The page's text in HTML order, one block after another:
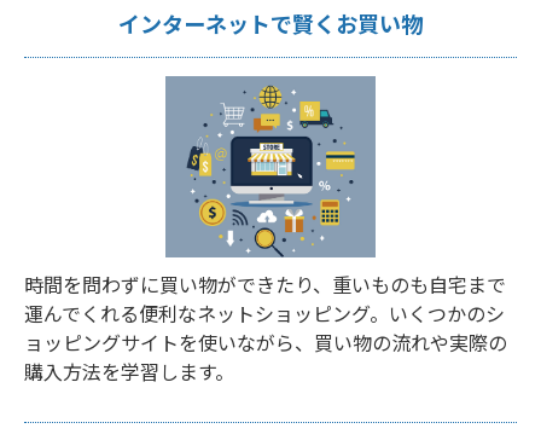
インターネットで賢くお買い物
時間を問わずに買い物ができたり、重いものも自宅まで
運んでくれる便利なネットショッピング。いくつかのシ
ョッピングサイトを使いながら、買い物の流れや実際の
購入方法を学習します。